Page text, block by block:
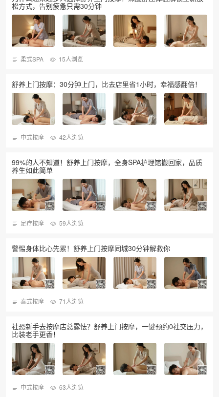
松方式，告别疲惫只需30分钟
柔式SPA 15人浏览
舒养上门按摩：30分钟上门，比去店里省1小时，幸福感翻倍！
中式按摩 42人浏览
99%的人不知道！舒养上门按摩，全身SPA护理馆搬回家，品质
养生如此简单
足疗按摩 59人浏览
警惕身体比心先累！舒养上门按摩同城30分钟解救你
泰式按摩 71人浏览
社恐新手去按摩店总露怯？舒养上门按摩，一键预约0社交压力，
比装老手更香！
中式按摩 63人浏览